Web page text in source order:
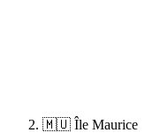
🇲🇺 Île Maurice